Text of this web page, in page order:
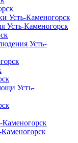
Усть-Каменогорск
Усть-Каменогорск
Усть-
Усть-
Каменогорск
Каменогорск